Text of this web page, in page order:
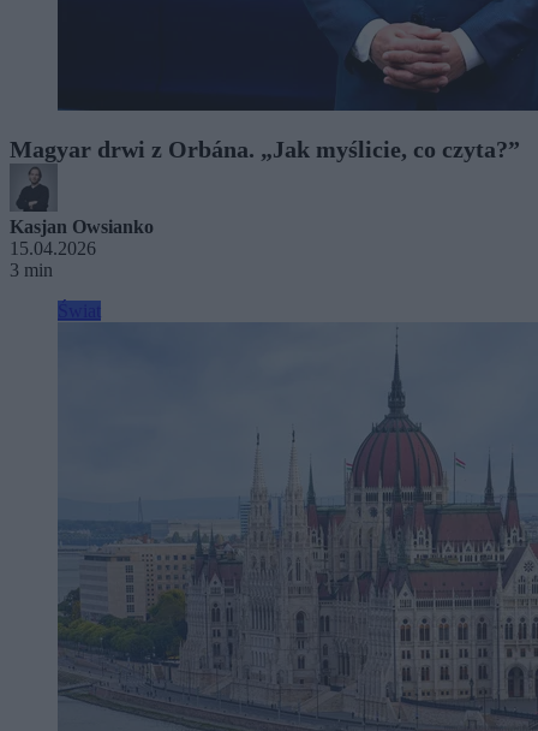
Magyar drwi z Orbána. „Jak myślicie, co czyta?”
Kasjan Owsianko
15.04.2026
3 min